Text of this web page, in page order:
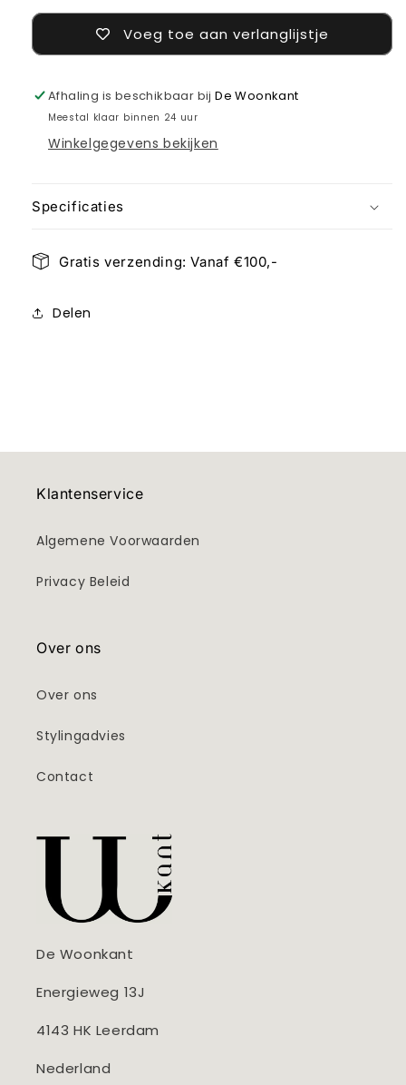
Voeg toe aan verlanglijstje
Afhaling is beschikbaar bijDe Woonkant
Meestal klaar binnen 24 uur
Winkelgegevens bekijken
Specificaties
Gratis verzending: Vanaf €100,-
Delen
Klantenservice
Algemene Voorwaarden
Privacy Beleid
Over ons
Over ons
Stylingadvies
Contact
De Woonkant
Energieweg 13J
4143 HK Leerdam
Nederland